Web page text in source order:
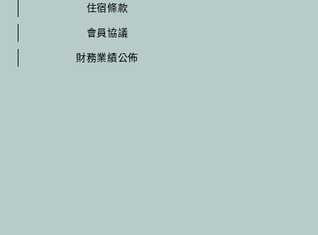
住宿條款
會員協議
財務業績公佈